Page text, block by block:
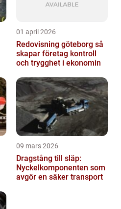
01 april 2026
Redovisning göteborg så
skapar företag kontroll
och trygghet i ekonomin
09 mars 2026
Dragstång till släp:
Nyckelkomponenten som
avgör en säker transport